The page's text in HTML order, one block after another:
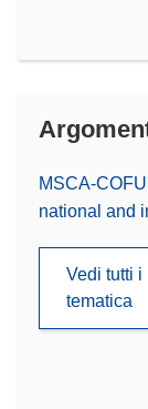
MSCA-
national and
Vedi tutti i
tematica